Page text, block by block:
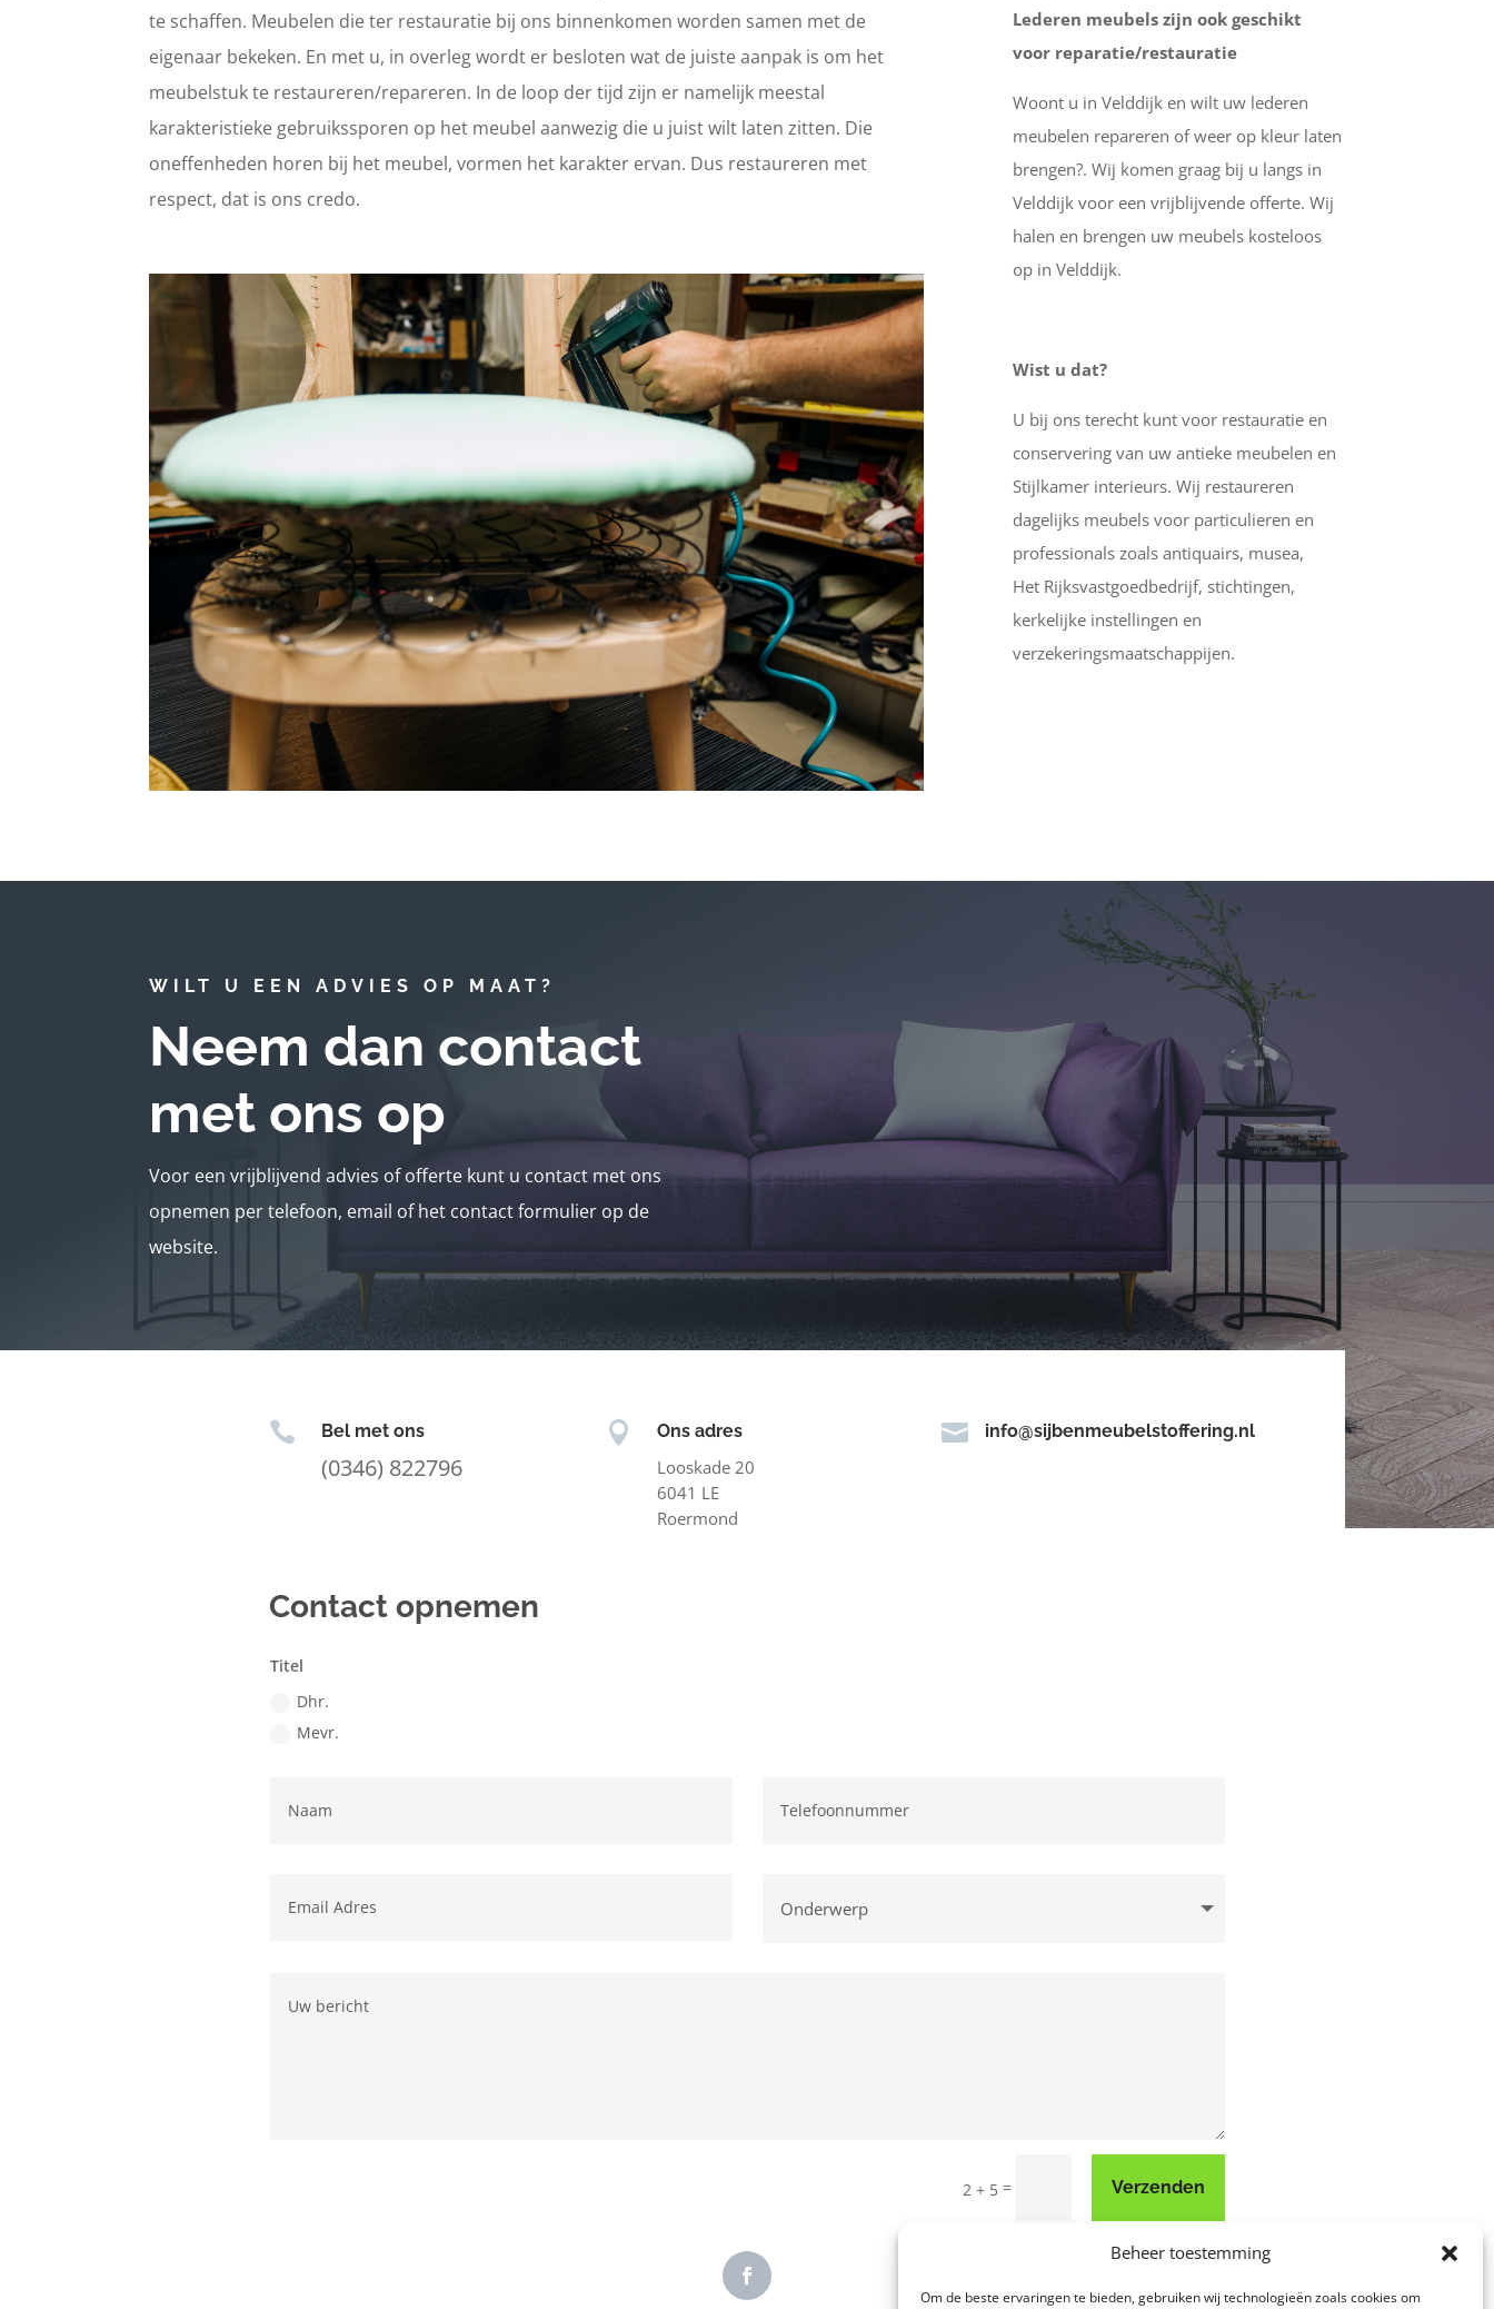
Beheer toestemming
Om de beste ervaringen te bieden, gebruiken wij technologieën zoals cookies om
te schaffen. Meubelen die ter restauratie bij ons binnenkomen worden samen met de
eigenaar bekeken. En met u, in overleg wordt er besloten wat de juiste aanpak is om het
meubelstuk te restaureren/repareren. In de loop der tijd zijn er namelijk meestal
karakteristieke gebruikssporen op het meubel aanwezig die u juist wilt laten zitten. Die
oneffenheden horen bij het meubel, vormen het karakter ervan. Dus restaureren met
respect, dat is ons credo.
Lederen meubels zijn ook geschikt
voor reparatie/restauratie
Woont u in Velddijk en wilt uw lederen
meubelen repareren of weer op kleur laten
brengen?. Wij komen graag bij u langs in
Velddijk voor een vrijblijvende offerte. Wij
halen en brengen uw meubels kosteloos
op in Velddijk.
Wist u dat?
U bij ons terecht kunt voor restauratie en
conservering van uw antieke meubelen en
Stijlkamer interieurs. Wij restaureren
dagelijks meubels voor particulieren en
professionals zoals antiquairs, musea,
Het Rijksvastgoedbedrijf, stichtingen,
kerkelijke instellingen en
verzekeringsmaatschappijen.
WILT U EEN ADVIES OP MAAT?
Neem dan contact
met ons op
Voor een vrijblijvend advies of offerte kunt u contact met ons
opnemen per telefoon, email of het contact formulier op de
website.
 Bel met ons
(0346) 822796
 Ons adres
Looskade 20
6041 LE
Roermond
 info@sijbenmeubelstoffering.nl
Contact opnemen
Titel
Dhr.
Mevr.
2 + 5 = Verzenden